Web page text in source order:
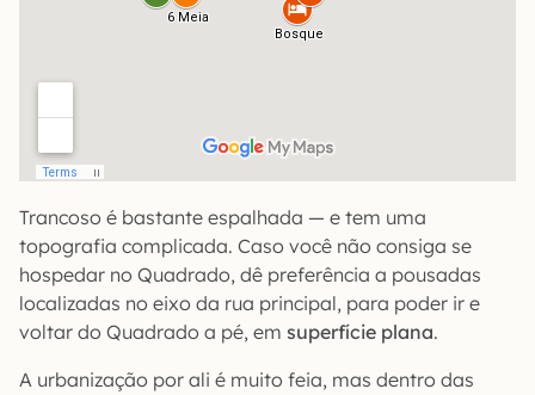
Trancoso é bastante espalhada — e tem uma
topografia complicada. Caso você não consiga se
hospedar no Quadrado, dê preferência a pousadas
localizadas no eixo da rua principal, para poder ir e
voltar do Quadrado a pé, em superfície plana.
A urbanização por ali é muito feia, mas dentro das